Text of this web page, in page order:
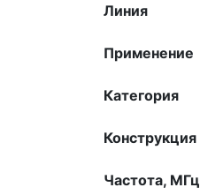
Линия
Применение
Категория
Конструкция
Частота, МГц